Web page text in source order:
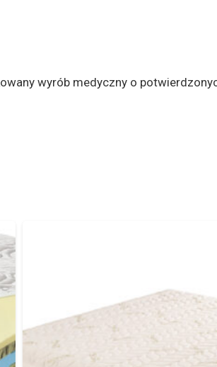
wyrób medyczny o